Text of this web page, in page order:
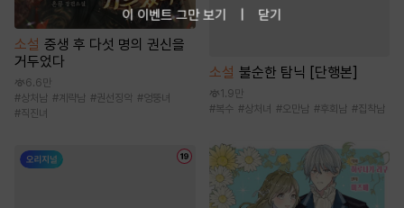
소설 중생 후 다섯 명의 권신을
거두었다
6.6만
#상처남 # 계략남 #권선징악 #엉뚱녀
#직진녀
소설 불순한 탐닉 [단행본]
1.9만
#복수 #상처녀 #오만남 #후회남 #집착남
이 이벤트 그만 보기 닫기